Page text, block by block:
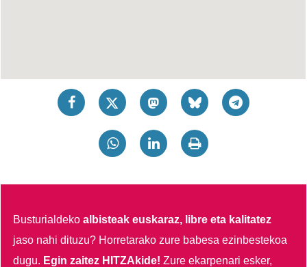
Busturialdekoalbisteak euskaraz, libre eta kalitatez
jaso nahi dituzu? Horretarako zure babesa ezinbestekoa
dugu. Egin zaitez HITZAkide!Zure ekarpenari esker,